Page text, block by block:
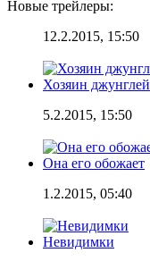
Новые трейлеры:
12.2.2015, 15:50
Хозяин джунглей
5.2.2015, 15:50
Она его обожает
1.2.2015, 05:40
Невидимки